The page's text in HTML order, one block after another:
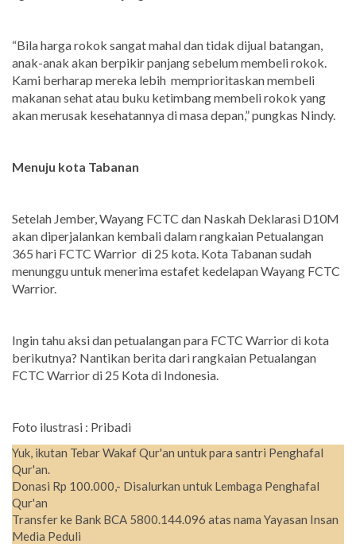
“Bila harga rokok sangat mahal dan tidak dijual batangan,
anak-anak akan berpikir panjang sebelum membeli rokok.
Kami berharap mereka lebih memprioritaskan membeli
makanan sehat atau buku ketimbang membeli rokok yang
akan merusak kesehatannya di masa depan,” pungkas Nindy.
Menuju kota Tabanan
Setelah Jember, Wayang FCTC dan Naskah Deklarasi D10M
akan diperjalankan kembali dalam rangkaian Petualangan
365 hari FCTC Warrior di 25 kota. Kota Tabanan sudah
menunggu untuk menerima estafet kedelapan Wayang FCTC
Warrior.
Ingin tahu aksi dan petualangan para FCTC Warrior di kota
berikutnya? Nantikan berita dari rangkaian Petualangan
FCTC Warrior di 25 Kota di Indonesia.
Foto ilustrasi : Pribadi
Yuk, ikutan Tebar Wakaf Qur'an untuk para santri Penghafal
Qur'an.
Donasi Rp 100.000,- Disalurkan untuk Lembaga Penghafal
Qur'an
Transfer ke Bank BCA 5800.144.096 atas nama Yayasan Insan
Media Peduli